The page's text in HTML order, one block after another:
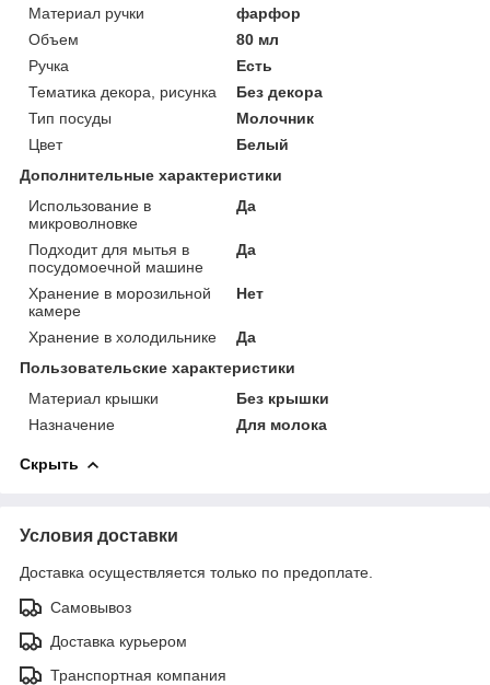
Материал ручки
фарфор
Объем
80 мл
Ручка
Есть
Тематика декора, рисунка
Без декора
Тип посуды
Молочник
Цвет
Белый
Дополнительные характеристики
Использование в
микроволновке
Да
Подходит для мытья в
посудомоечной машине
Да
Хранение в морозильной
камере
Нет
Хранение в холодильнике
Да
Пользовательские характеристики
Материал крышки
Без крышки
Назначение
Для молока
Скрыть
Условия доставки
Доставка осуществляется только по предоплате.
Самовывоз
Доставка курьером
Транспортная компания